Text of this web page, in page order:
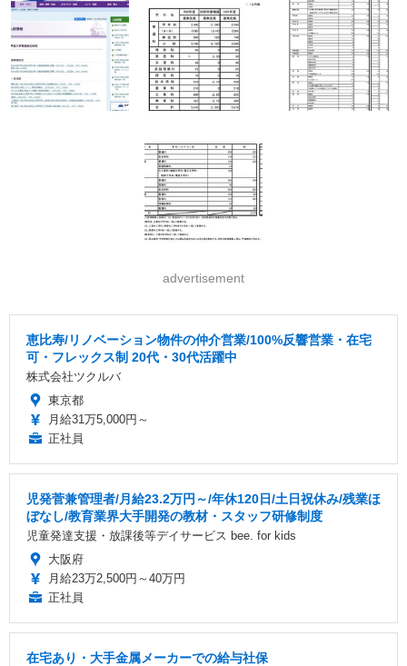
advertisement
恵比寿/リノベーション物件の仲介営業/100%反響営業・在宅
可・フレックス制 20代・30代活躍中
株式会社ツクルバ
東京都
月給31万5,000円～
正社員
児発菅兼管理者/月給23.2万円～/年休120日/土日祝休み/残業ほ
ぼなし/教育業界大手開発の教材・スタッフ研修制度
児童発達支援・放課後等デイサービス bee. for kids
大阪府
月給23万2,500円～40万円
正社員
在宅あり・大手金属メーカーでの給与社保